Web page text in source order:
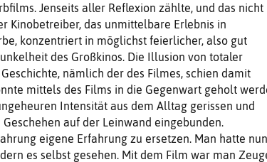
Jenseits aller Reflexion zählte, und das nicht
Kinobetreiber, das un­mittelbare Erlebnis in
konzentriert in möglichst feierlicher, also gut
des Großkinos. Die Illusion von totaler
nämlich der des Filmes, schien damit
mittels des Films in die Gegenwart geholt
In­tensität aus dem Alltag gerissen und
auf der Leinwand eingebun­den.
eigene Erfahrung zu ersetzen. Man hatte nun
es selbst gesehen. Mit dem Film war man